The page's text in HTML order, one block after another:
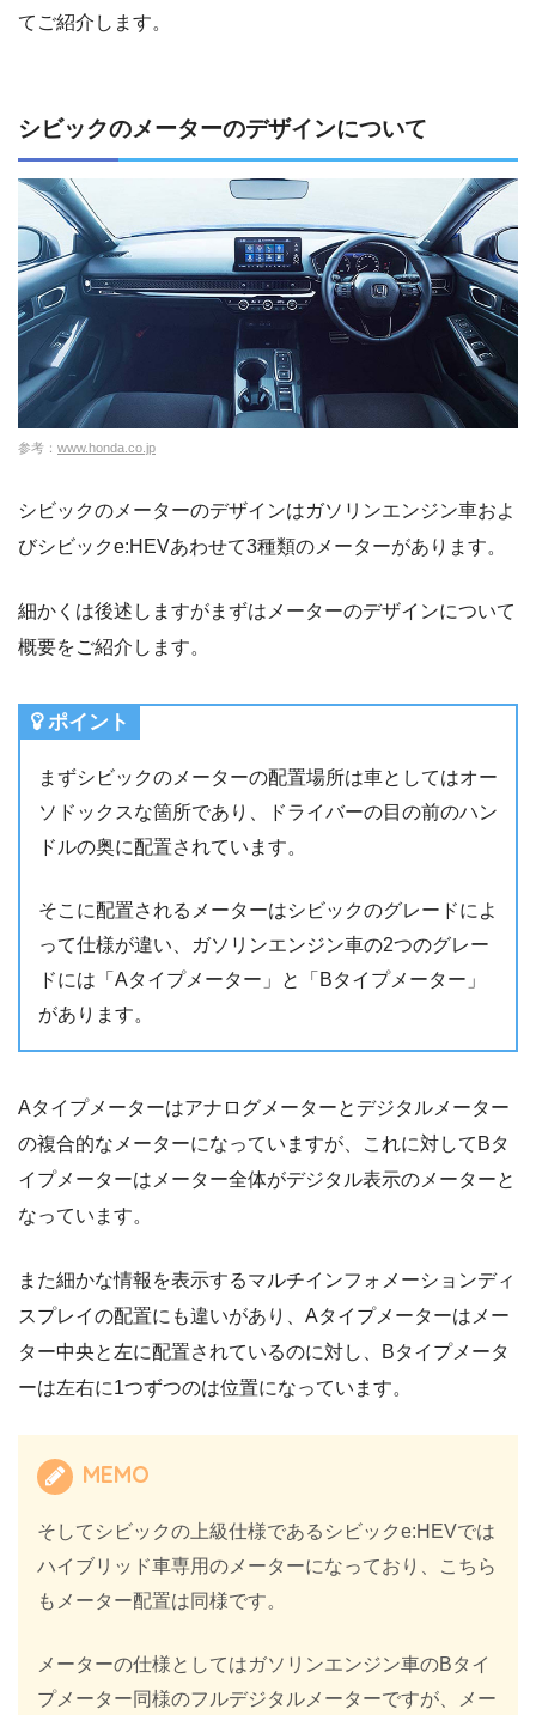
てご紹介します。
シビックのメーターのデザインについて
参考： www.honda.co.jp
シビックのメーターのデザインはガソリンエンジン車およ
びシビックe:HEVあわせて3種類のメーターがあります。
細かくは後述しますがまずはメーターのデザインについて
概要をご紹介します。
ポイント
まずシビックのメーターの配置場所は車としてはオー
ソドックスな箇所であり、ドライバーの目の前のハン
ドルの奥に配置されています。
そこに配置されるメーターはシビックのグレードによ
って仕様が違い、ガソリンエンジン車の2つのグレー
ドには「Aタイプメーター」と「Bタイプメーター」
があります。
Aタイプメーターはアナログメーターとデジタルメーター
の複合的なメーターになっていますが、これに対してBタ
イプメーターはメーター全体がデジタル表示のメーターと
なっています。
また細かな情報を表示するマルチインフォメーションディ
スプレイの配置にも違いがあり、Aタイプメーターはメー
ター中央と左に配置されているのに対し、Bタイプメータ
ーは左右に1つずつのは位置になっています。
MEMO
そしてシビックの上級仕様であるシビックe:HEVでは
ハイブリッド車専用のメーターになっており、こちら
もメーター配置は同様です。
メーターの仕様としてはガソリンエンジン車のBタイ
プメーター同様のフルデジタルメーターですが、メー